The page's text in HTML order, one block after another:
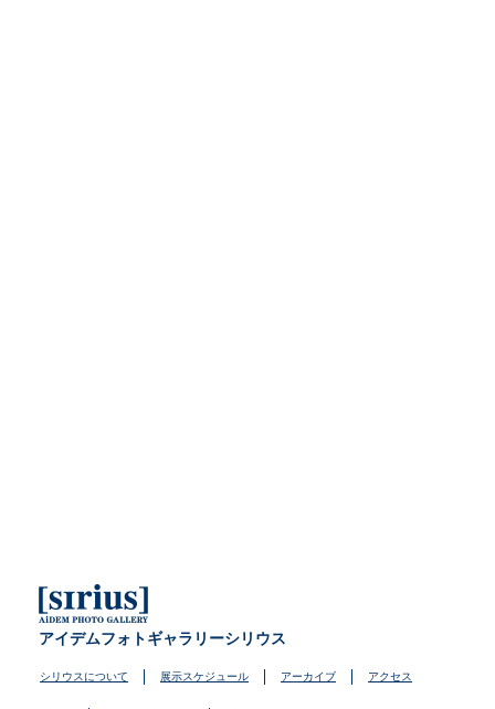
アイデムフォトギャラリーシリウス
シリウスについて 展示スケジュール アーカイブ アクセス